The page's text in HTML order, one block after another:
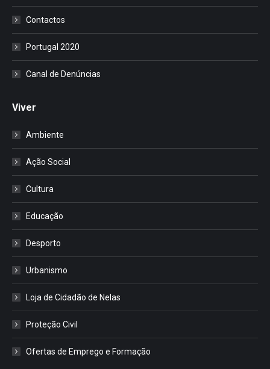
Contactos
Portugal 2020
Canal de Denúncias
Viver
Ambiente
Ação Social
Cultura
Educação
Desporto
Urbanismo
Loja de Cidadão de Nelas
Proteção Civil
Ofertas de Emprego e Formação